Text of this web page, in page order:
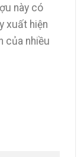
này có
xuất hiện
của nhiều